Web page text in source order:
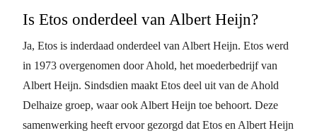
Is Etos onderdeel van Albert Heijn?
Ja, Etos is inderdaad onderdeel van Albert Heijn. Etos werd
in 1973 overgenomen door Ahold, het moederbedrijf van
Albert Heijn. Sindsdien maakt Etos deel uit van de Ahold
Delhaize groep, waar ook Albert Heijn toe behoort. Deze
samenwerking heeft ervoor gezorgd dat Etos en Albert Heijn